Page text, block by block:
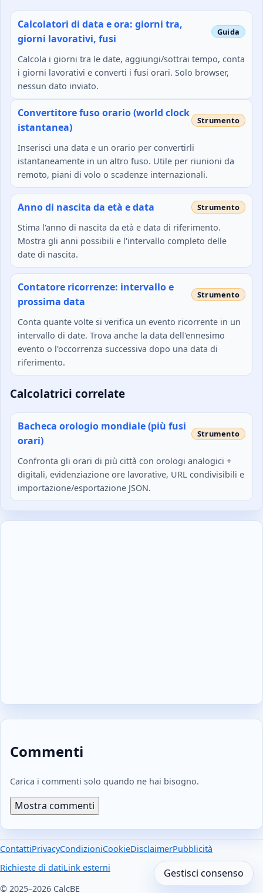
Calcolatori di data e ora: giorni tra,
giorni lavorativi, fusi
Calcola i giorni tra le date, aggiungi/sottrai tempo, conta
i giorni lavorativi e converti i fusi orari. Solo browser,
nessun dato inviato.
Convertitore fuso orario (world clock
istantanea)
Inserisci una data e un orario per convertirli
istantaneamente in un altro fuso. Utile per riunioni da
remoto, piani di volo o scadenze internazionali.
Anno di nascita da età e data
Stima l'anno di nascita da età e data di riferimento.
Mostra gli anni possibili e l'intervallo completo delle
date di nascita.
Contatore ricorrenze: intervallo e
prossima data
Conta quante volte si verifica un evento ricorrente in un
intervallo di date. Trova anche la data dell'ennesimo
evento o l'occorrenza successiva dopo una data di
riferimento.
Calcolatrici correlate
Bacheca orologio mondiale (più fusi
orari)
Confronta gli orari di più città con orologi analogici +
digitali, evidenziazione ore lavorative, URL condivisibili e
importazione/esportazione JSON.
Commenti
Carica i commenti solo quando ne hai bisogno.
Mostra commenti
ContattiPrivacyCondizioniCookieDisclaimerPubblicità
Richieste di datiLink esterni
© 2025–2026 CalcBE
Gestisci consenso